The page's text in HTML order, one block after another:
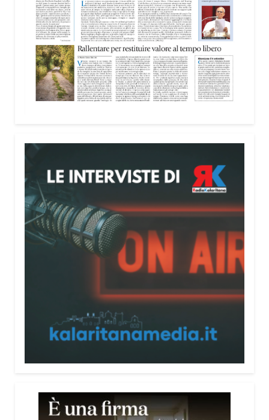
pomeriggio, alla Mediateca del Mediterraneo
(MEM), l’incontro con l’arcivescovo monsignor
Giuseppe Baturi ha approfondito il ruolo dei giovani
nella costruzione di ponti tra culture e popoli, con
un confronto inserito nel percorso “Cagliari Città
della Pace e del Mediterraneo”, progetto che
promuove il dialogo e la collaborazione tra le
libanese del Consiglio dei Giovani del
Mediterraneo della CEI: «Il campo è molto più di
un’esperienza di volontariato: è un’opportunità per
costruire relazioni attraverso il servizio, linguaggio
universale capace di unire persone diverse».
Condividi:
X WhatsApp
E-mail Stampa